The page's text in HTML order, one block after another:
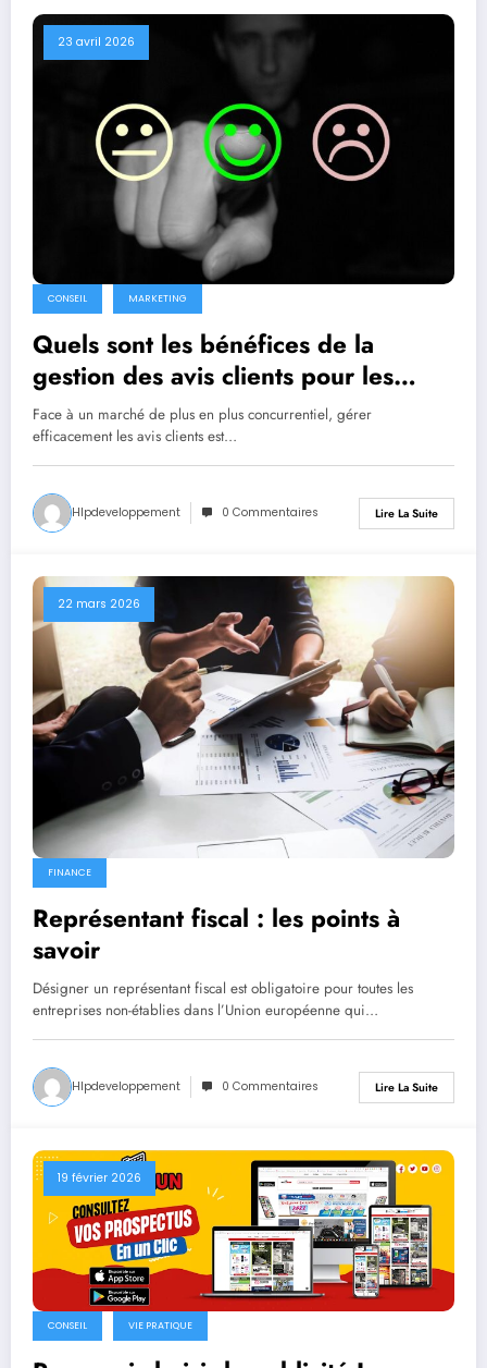
23 avril 2026
CONSEIL MARKETING
Quels sont les bénéfices de la
gestion des avis clients pour les
entreprises ?
Face à un marché de plus en plus concurrentiel, gérer
efficacement les avis clients est…
Hlpdeveloppement 0 Commentaires Lire La Suite
22 mars 2026
FINANCE
Représentant fiscal : les points à
savoir
Désigner un représentant fiscal est obligatoire pour toutes les
entreprises non-établies dans l’Union européenne qui…
Hlpdeveloppement 0 Commentaires Lire La Suite
19 février 2026
CONSEIL VIE PRATIQUE